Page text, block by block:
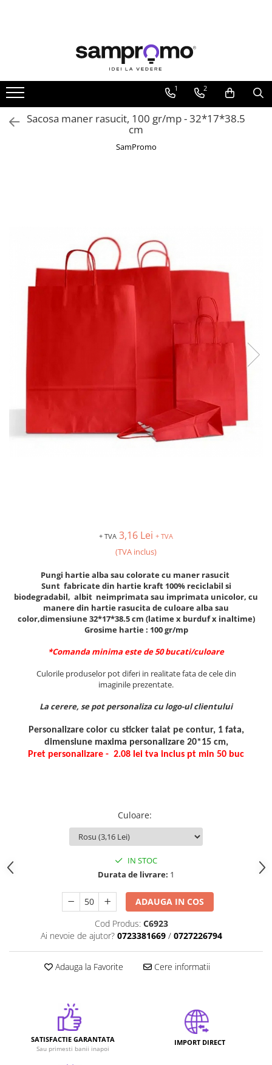
Agende datate
Agende nedatate
Agende saptamanale
Pixuri metalice personalizate
Pixuri ecologice personalizate
Creioane personalizate
Seturi si Cutii intrumente de scris
personalizate
Markere evidentiatoare text
personalizate
Printuri, Bannere, Canvas
Bloc notes
Textile personalizate, Lanyard
Tricouri clasice
Tricouri Polo
Tricouri Copii
Accesorii Haine de lucru
Lanyarduri si Ecusoane
Sacose, Rucsaci, Umbrele
Sacose bumbac
Umbrele
Sisteme de afisare
Sticle termice, Termosuri, Cani
Accesorii de birou
Echipamente de lucru si protectie
Marcare autovehicule
1 2
Sacosa maner rasucit, 100 gr/mp - 32*17*38.5
cm
SamPromo
+ TVA 3,16 Lei + TVA
(TVA inclus)
Pungi hartie alba sau colorate cu maner rasucit
Sunt fabricate din hartie kraft 100% reciclabil si
biodegradabil, albit neimprimata sau imprimata unicolor, cu
manere din hartie rasucita de culoare alba sau
color,dimensiune 32*17*38.5 cm (latime x burduf x inaltime)
Grosime hartie : 100 gr/mp
*Comanda minima este de 50 bucati/culoare
Culorile produselor pot diferi in realitate fata de cele din
imaginile prezentate.
La cerere, se pot personaliza cu logo-ul clientului
Personalizare color cu sticker taiat pe contur, 1 fata,
dimensiune maxima personalizare 20*15 cm,
Pret personalizare - 2.08 lei tva inclus pt min 50 buc
Culoare:
IN STOC
Durata de livrare: 1
ADAUGA IN COS
Cod Produs: C6923
Ai nevoie de ajutor? 0723381669 / 0727226794
Adauga la Favorite Cere informatii
SATISFACTIE GARANTATA
Sau primesti banii inapoi
IMPORT DIRECT